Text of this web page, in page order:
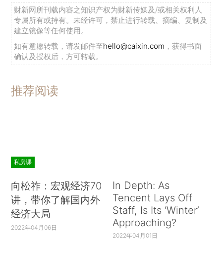
财新网所刊载内容之知识产权为财新传媒及/或相关权利人
专属所有或持有。未经许可，禁止进行转载、摘编、复制及
建立镜像等任何使用。
如有意愿转载，请发邮件至hello@caixin.com ，获得书面
确认及授权后，方可转载。
推荐阅读
私房课
向松祚：宏观经济70
讲，带你了解国内外
经济大局
2022年04月06日
In Depth: As
Tencent Lays Off
Staff, Is Its ‘Winter’
Approaching?
2022年04月01日